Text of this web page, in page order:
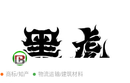
商标/知产 物流运输/建筑材料